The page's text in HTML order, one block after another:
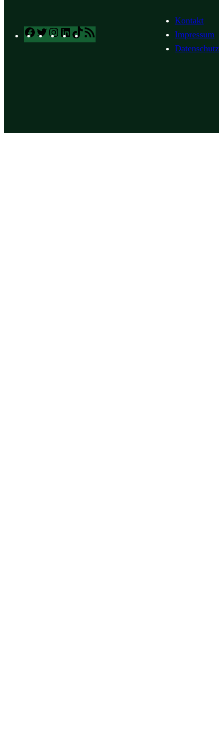
Facebook
TwitterInstagram
LinkedIn
TikTok
Kontakt
Impressum
Datenschutz